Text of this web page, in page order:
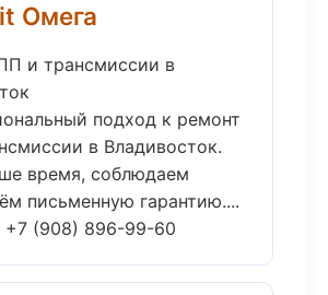
Омега
и трансмиссии в
подход к ремонт
в Владивосток.
время, соблюдаем
письменную гарантию....
+7 (908) 896-99-60